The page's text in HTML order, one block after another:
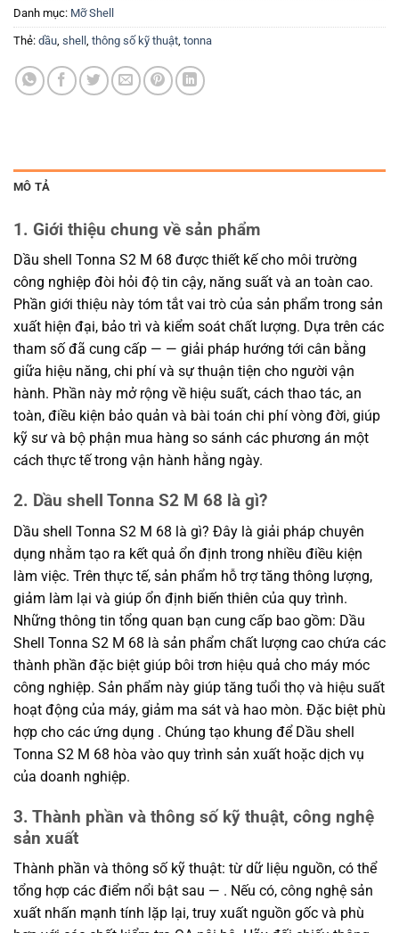
Danh mục: Mỡ Shell
Thẻ: dầu shell thông số kỹ thuật tonna
MÔ TẢ
1. Giới thiệu chung về sản phẩm
Dầu shell Tonna S2 M 68 được thiết kế cho môi trường
công nghiệp đòi hỏi độ tin cậy, năng suất và an toàn cao.
Phần giới thiệu này tóm tắt vai trò của sản phẩm trong sản
xuất hiện đại, bảo trì và kiểm soát chất lượng. Dựa trên các
tham số đã cung cấp — — giải pháp hướng tới cân bằng
giữa hiệu năng, chi phí và sự thuận tiện cho người vận
hành. Phần này mở rộng về hiệu suất, cách thao tác, an
toàn, điều kiện bảo quản và bài toán chi phí vòng đời, giúp
kỹ sư và bộ phận mua hàng so sánh các phương án một
cách thực tế trong vận hành hằng ngày.
2. Dầu shell Tonna S2 M 68 là gì?
Dầu shell Tonna S2 M 68 là gì? Đây là giải pháp chuyên
dụng nhằm tạo ra kết quả ổn định trong nhiều điều kiện
làm việc. Trên thực tế, sản phẩm hỗ trợ tăng thông lượng,
giảm làm lại và giúp ổn định biến thiên của quy trình.
Những thông tin tổng quan bạn cung cấp bao gồm: Dầu
Shell Tonna S2 M 68 là sản phẩm chất lượng cao chứa các
thành phần đặc biệt giúp bôi trơn hiệu quả cho máy móc
công nghiệp. Sản phẩm này giúp tăng tuổi thọ và hiệu suất
hoạt động của máy, giảm ma sát và hao mòn. Đặc biệt phù
hợp cho các ứng dụng . Chúng tạo khung để Dầu shell
Tonna S2 M 68 hòa vào quy trình sản xuất hoặc dịch vụ
của doanh nghiệp.
3. Thành phần và thông số kỹ thuật, công nghệ
sản xuất
Thành phần và thông số kỹ thuật: từ dữ liệu nguồn, có thể
tổng hợp các điểm nổi bật sau — . Nếu có, công nghệ sản
xuất nhấn mạnh tính lặp lại, truy xuất nguồn gốc và phù